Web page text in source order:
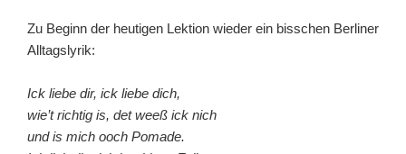
Zu Beginn der heutigen Lektion wieder ein bisschen Berliner
Alltagslyrik:
Ick liebe dir, ick liebe dich,
wie’t richtig is, det weeß ick nich
und is mich ooch Pomade.